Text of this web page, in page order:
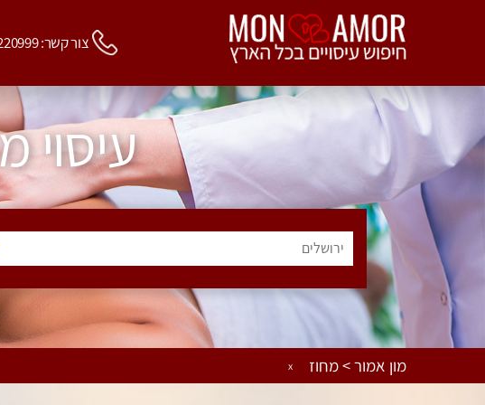
צור קשר: 0543220999
עיסוי
ירושלים
מון אמור > מחוז x